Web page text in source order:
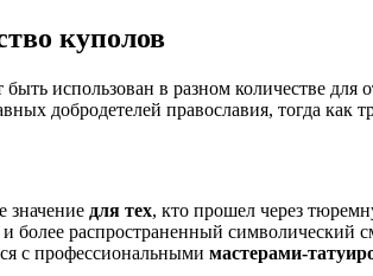
куполов
использован в разном количестве
добродетелей православия, тогда
значение для тех, кто прошел через
и более распространенный символический
с профессиональными мастерами-